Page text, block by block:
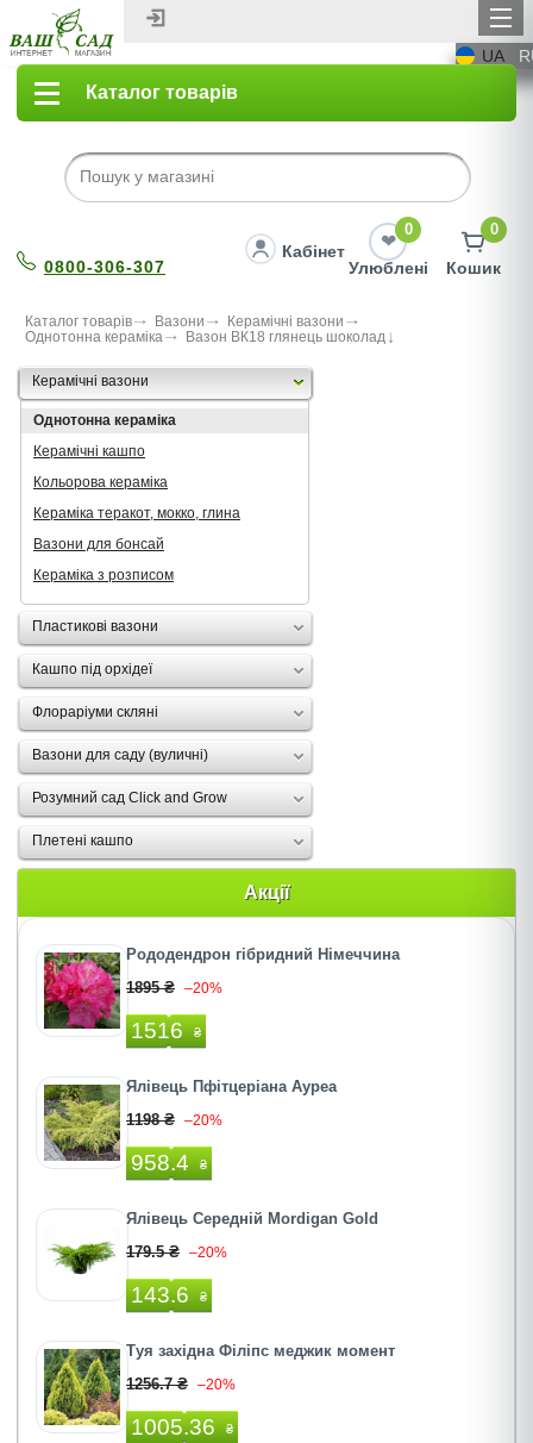
UA
Каталог товарів
0800-306-307
Кабінет
0
Улюблені
0
Кошик
Каталог товарів Вазони
Керамічні вазони
Однотонна кераміка
Вазон ВК18 глянець шоколад
Керамічні вазони
Однотонна кераміка
Керамічні кашпо
Кольорова кераміка
Кераміка теракот, мокко, глина
Вазони для бонсай
Кераміка з розписом
Пластикові вазони
Кашпо під орхідеї
Флораріуми скляні
Вазони для саду (вуличні)
Розумний сад Click and Grow
Плетені кашпо
Акції
Рододендрон гібридний Німеччина
1895 ₴ –20%
1516 ₴
Ялівець Пфітцеріана Ауреа
1198 ₴ –20%
958.4 ₴
Ялівець Середній Mordigan Gold
179.5 ₴ –20%
143.6 ₴
Туя західна Філіпс меджик момент
1256.7 ₴ –20%
1005.36 ₴